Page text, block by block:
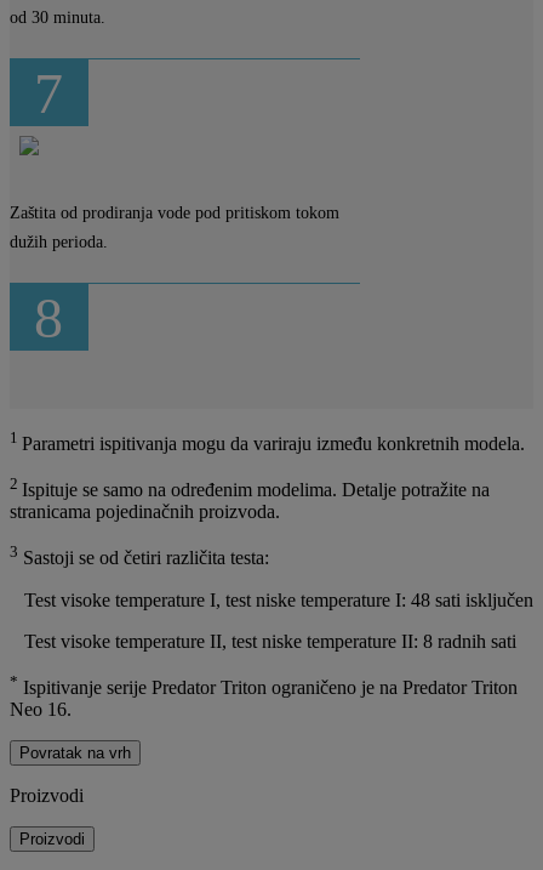
od 30 minuta.
7
Zaštita od prodiranja vode pod pritiskom tokom
dužih perioda.
8
1 Parametri ispitivanja mogu da variraju između konkretnih modela.
2 Ispituje se samo na određenim modelima. Detalje potražite na
stranicama pojedinačnih proizvoda.
3 Sastoji se od četiri različita testa:
Test visoke temperature I, test niske temperature I: 48 sati isključen
Test visoke temperature II, test niske temperature II: 8 radnih sati
* Ispitivanje serije Predator Triton ograničeno je na Predator Triton
Neo 16.
Povratak na vrh
Proizvodi
Proizvodi